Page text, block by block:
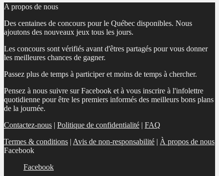
A propos de nous
Des centaines de concours pour le Québec disponibles. Nous
ajoutons des nouveaux jeux tous les jours.
Les concours sont vérifiés avant d'êtres partagés pour vous donner
les meilleures chances de gagner.
Passez plus de temps à participer et moins de temps à chercher.
Pensez à nous suivre sur Facebook et à vous inscrire à l'infolettre
quotidienne pour être les premiers informés des meilleurs bons plans
de la journée.
Contactez-nous | Politique de confidentialité | FAQ
Termes & conditions | Avis de non-responsabilité | À propos de nous
Facebook
Facebook